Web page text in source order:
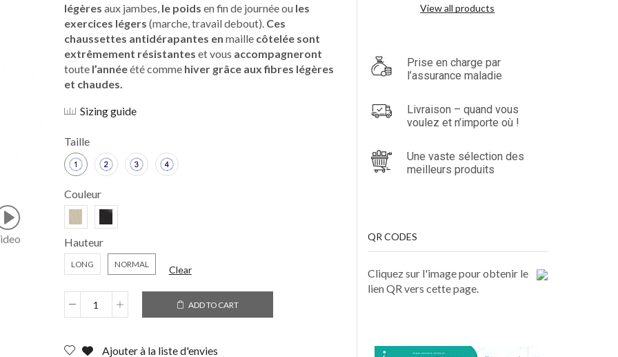
légères aux jambes, le poids en fin de journée ou les
exercices légers (marche, travail debout). Ces
chaussettes antidérapantes en maille côtelée sont
extrêmement résistantes et vous accompagneront
toute l’annéeété comme hiver grâce aux fibres légères
et chaudes.
Sizing guide
Taille
Couleur
Hauteur
LONG NORMAL Clear
ADD TO CART
Ajouter à la liste d'envies
View all products
Prise en charge par
l’assurance maladie
Livraison – quand vous
voulez et n’importe où !
Une vaste sélection des
meilleurs produits
QR CODES
Cliquez sur l'image pour obtenir le
lien QR vers cette page.